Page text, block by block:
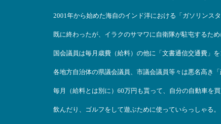
2001年から始めた海自のインド洋における「ガソリンス
既に終わったが、イラクのサマワに自衛隊が駐屯するた
国会議員は毎月歳費（給料）の他に「文書通信交通費」
各地方自治体の県議会議員、市議会議員等々は悪名高き
毎月（給料とは別に）60万円も貰って、自分の自動車を
飲んだり、ゴルフをして遊ぶために使っていらっしゃる。